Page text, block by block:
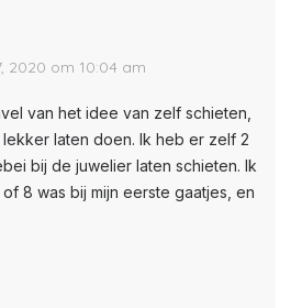
2020 om 10:04 am
van het idee van zelf schieten,
laten doen. Ik heb er zelf 2
bij de juwelier laten schieten. Ik
8 was bij mijn eerste gaatjes, en